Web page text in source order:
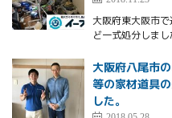
大阪府東大阪市
ど一式処分しま
大阪府八尾市
等の家材道具
した。